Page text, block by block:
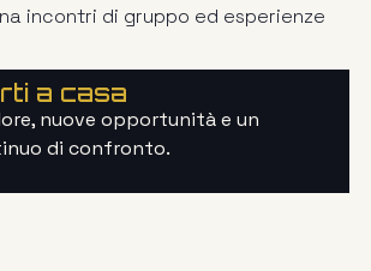
incontri di gruppo ed esperienze
a casa
nuove opportunità e un
di confronto.